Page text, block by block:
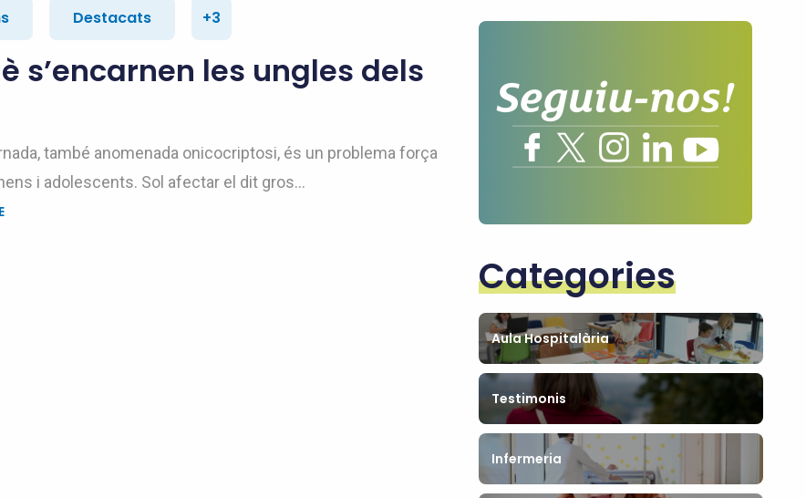
Destacats +3
s’encarnen les ungles dels
també anomenada onicocriptosi, és un problema força
i adolescents. Sol afectar el dit gros...
Categories
Aula Hospitalària
Testimonis
Infermeria